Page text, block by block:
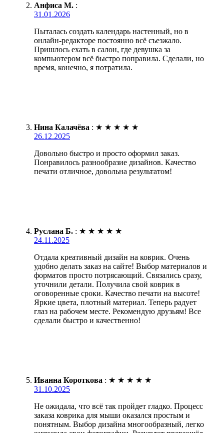
Анфиса М. :
31.01.2026
Пыталась создать календарь настенный, но в
онлайн-редакторе постоянно всё съезжало.
Пришлось ехать в салон, где девушка за
компьютером всё быстро поправила. Сделали, но
время, конечно, я потратила.
Нина Калачёва : ★ ★ ★ ★ ★
26.12.2025
Довольно быстро и просто оформил заказ.
Понравилось разнообразие дизайнов. Качество
печати отличное, довольна результатом!
Руслана Б. : ★ ★ ★ ★ ★
24.11.2025
Отдала креативный дизайн на коврик. Очень
удобно делать заказ на сайте! Выбор материалов и
форматов просто потрясающий. Связались сразу,
уточнили детали. Получила свой коврик в
оговоренные сроки. Качество печати на высоте!
Яркие цвета, плотный материал. Теперь радует
глаз на рабочем месте. Рекомендую друзьям! Все
сделали быстро и качественно!
Иванна Короткова : ★ ★ ★ ★ ★
31.10.2025
Не ожидала, что всё так пройдет гладко. Процесс
заказа коврика для мыши оказался простым и
понятным. Выбор дизайна многообразный, легко